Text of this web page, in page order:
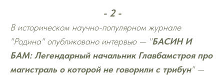
- 2 -
В историческом научно-популярном журнале
"Родина" опубликовано интервью — "БАСИН И
БАМ: Легендарный начальник Главбамстроя про
магистраль о которой не говорили с трибун" —